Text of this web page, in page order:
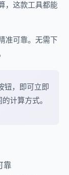
，这款工具都能
准可靠。无需下
钮，即可立即
计算方式。
靠